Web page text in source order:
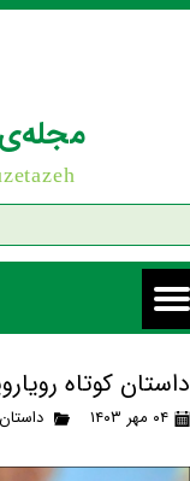
مجله‌ی
داستان کوتاه
۰۴ مهر ۱۴۰۳